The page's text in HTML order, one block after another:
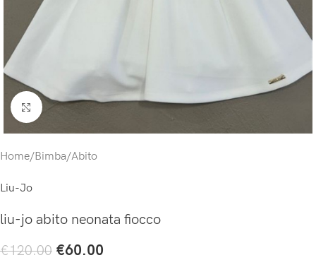
Click to enlarge
Home/Bimba/Abito
Liu-Jo
liu-jo abito neonata fiocco
€120.00 €60.00